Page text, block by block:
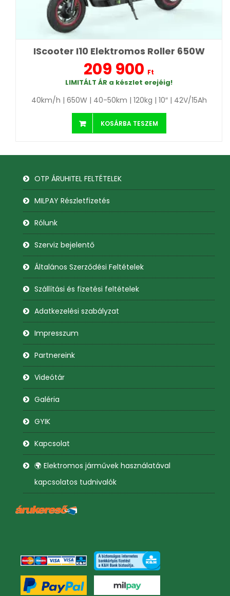
IScooter I10 Elektromos Roller 650W
209 900 Ft
LIMITÁLT ÁR a készlet erejéig!
40km/h | 650W | 40-50km | 120kg | 10″ | 42V/15Ah
KOSÁRBA TESZEM
OTP ÁRUHITEL FELTÉTELEK
MILPAY Részletfizetés
Rólunk
Szerviz bejelentő
Általános Szerződési Feltételek
Szállítási és fizetési feltételek
Adatkezelési szabályzat
Impresszum
Partnereink
Videótár
Galéria
GYIK
Kapcsolat
🌍 Elektromos járművek használatával
kapcsolatos tudnivalók